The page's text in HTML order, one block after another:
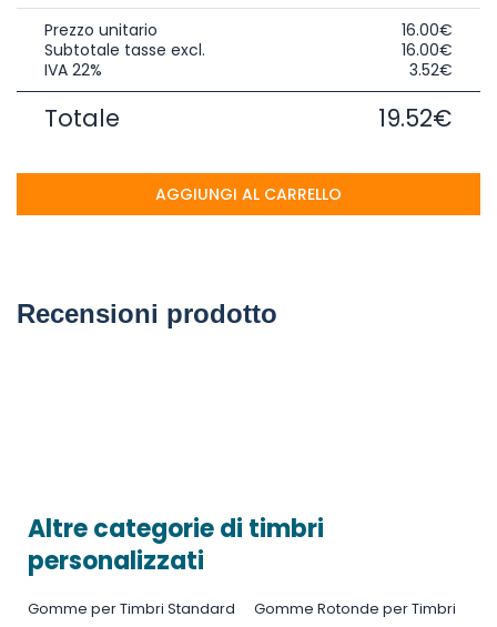
Recensioni prodotto
Prezzo unitario
16.00€
Subtotale tasse excl.
16.00€
IVA 22%
3.52€
Totale 19.52€
AGGIUNGI AL CARRELLO
Altre categorie di timbri
personalizzati
Gomme per Timbri Standard
Gomme Rotonde per Timbri